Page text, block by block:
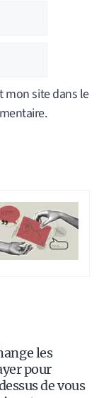
mon site dans le
les
pour
de vous